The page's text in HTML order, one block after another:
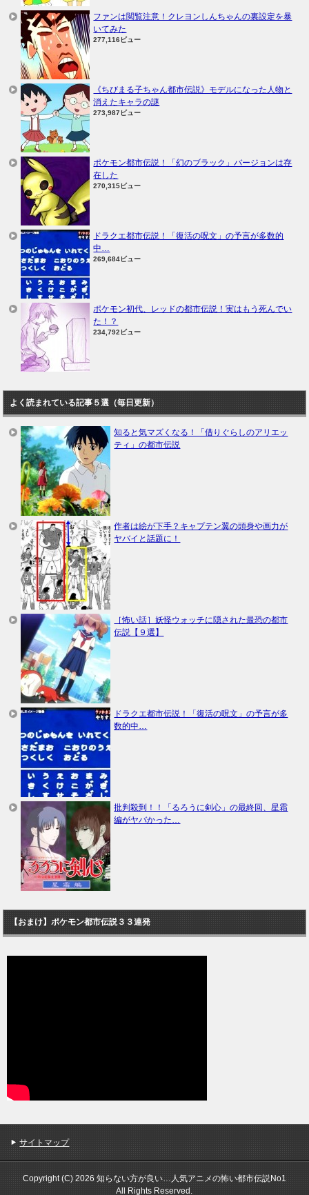
ファンは閲覧注意！クレヨンしんちゃんの裏設定を暴
いてみた
277,116ビュー
《ちびまる子ちゃん都市伝説》モデルになった人物と
消えたキャラの謎
273,987ビュー
ポケモン都市伝説！「幻のブラック」バージョンは存
在した
270,315ビュー
ドラクエ都市伝説！「復活の呪文」の予言が多数的
中…
269,684ビュー
ポケモン初代、レッドの都市伝説！実はもう死んでい
た！？
234,792ビュー
よく読まれている記事５選（毎日更新）
知ると気マズくなる！「借りぐらしのアリエッ
ティ」の都市伝説
作者は絵が下手？キャプテン翼の頭身や画力が
ヤバイと話題に！
［怖い話］妖怪ウォッチに隠された最恐の都市
伝説【９選】
ドラクエ都市伝説！「復活の呪文」の予言が多
数的中…
批判殺到！！「るろうに剣心」の最終回、星霜
編がヤバかった…
【おまけ】ポケモン都市伝説３３連発
サイトマップ
Copyright (C) 2026 知らない方が良い…人気アニメの怖い都市伝説No1
All Rights Reserved.